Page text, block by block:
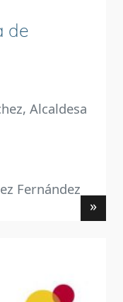
de
Alcaldesa
Fernández
»